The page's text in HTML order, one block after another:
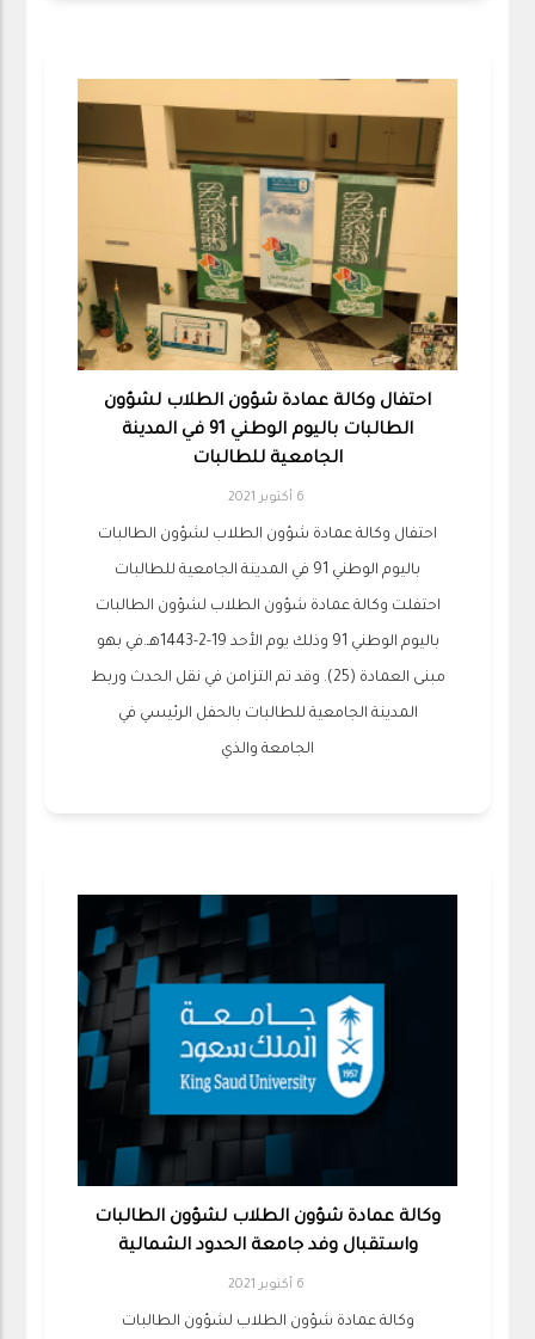
احتفال وكالة عمادة شؤون الطلاب لشؤون
الطالبات باليوم الوطني 91 في المدينة
الجامعية للطالبات
6 أكتوبر 2021
احتفال وكالة عمادة شؤون الطلاب لشؤون الطالبات
باليوم الوطني 91 في المدينة الجامعية للطالبات
احتفلت وكالة عمادة شؤون الطلاب لشؤون الطالبات
باليوم الوطني 91 وذلك يوم الأحد 19-2-1443هـ.في بهو
مبنى العمادة (25). وقد تم التزامن في نقل الحدث وربط
المدينة الجامعية للطالبات بالحفل الرئيسي في
الجامعة والذي
وكالة عمادة شؤون الطلاب لشؤون الطالبات
واستقبال وفد جامعة الحدود الشمالية
6 أكتوبر 2021
وكالة عمادة شؤون الطلاب لشؤون الطالبات